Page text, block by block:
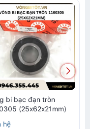
bi bạc đạn tròn
(25x62x21mm)
hệ